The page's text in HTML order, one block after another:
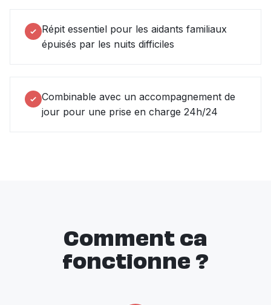
Répit essentiel pour les aidants familiaux
épuisés par les nuits difficiles
Combinable avec un accompagnement de
jour pour une prise en charge 24h/24
Comment ca
fonctionne ?